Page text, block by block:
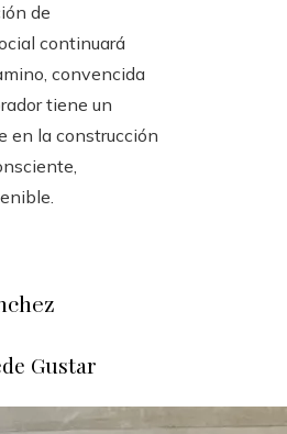
de
continuará
convencida
tiene un
en la construcción
Gustar